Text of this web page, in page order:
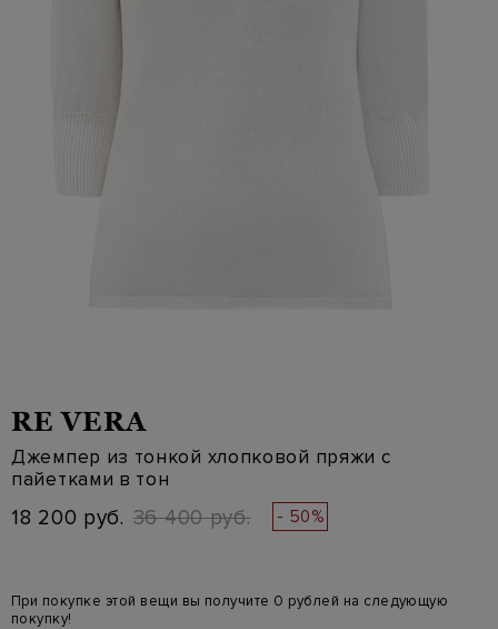
RE VERA
Джемпер из тонкой хлопковой пряжи с
пайетками в тон
18 200 руб. 36 400 руб. - 50%
При покупке этой вещи вы получите 0 рублей на следующую
покупку!